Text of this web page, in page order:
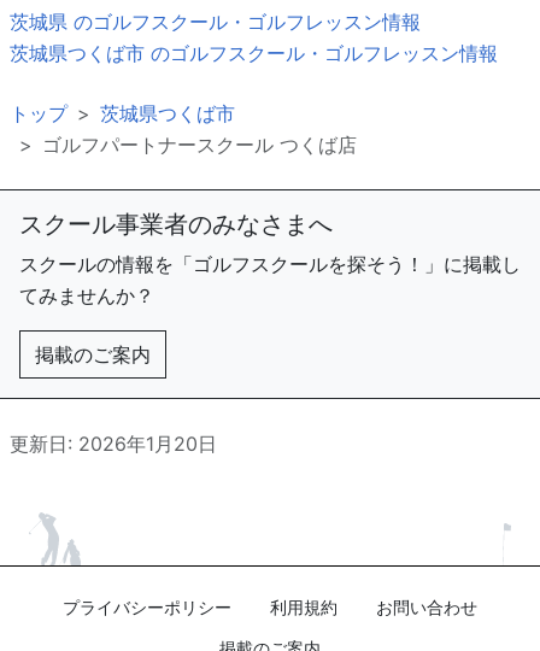
茨城県 のゴルフスクール・ゴルフレッスン情報
茨城県つくば市 のゴルフスクール・ゴルフレッスン情報
トップ
茨城県つくば市
ゴルフパートナースクール つくば店
スクール事業者のみなさまへ
スクールの情報を「ゴルフスクールを探そう！」に掲載し
てみませんか？
掲載のご案内
更新日: 2026年1月20日
プライバシーポリシー 利用規約
お問い合わせ